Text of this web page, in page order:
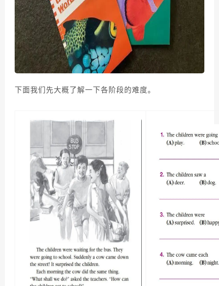
下面我们先大概了解一下各阶段的难度。